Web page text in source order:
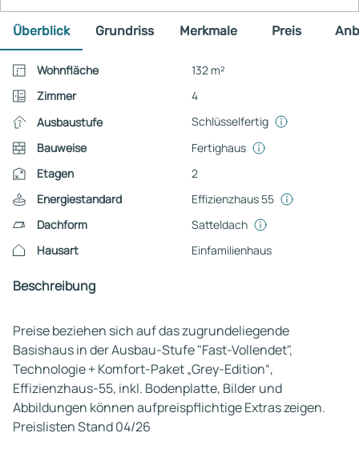
Überblick Grundriss Merkmale Preis
Wohnfläche
132 m²
Zimmer
4
Ausbaustufe
Schlüsselfertig
Bauweise
Fertighaus
Etagen
2
Energiestandard
Effizienzhaus 55
Dachform
Satteldach
Hausart
Einfamilienhaus
Beschreibung
Preise beziehen sich auf das zugrundeliegende
Basishaus in der Ausbau-Stufe "Fast-Vollendet",
Technologie + Komfort-Paket „Grey-Edition“,
Effizienzhaus-55, inkl. Bodenplatte, Bilder und
Abbildungen können aufpreispflichtige Extras zeigen.
Preislisten Stand 04/26